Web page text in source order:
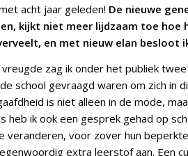
acht jaar geleden! De nieuwe
kijkt niet meer lijdzaam toe hoe
en met nieuw elan besloot
zag ik onder het publiek
school gevraagd waren om zich in
is niet alleen in de mode,
heb ik ook een gesprek gehad op
veranderen, voor zover hun
extra leerstof aan. Een